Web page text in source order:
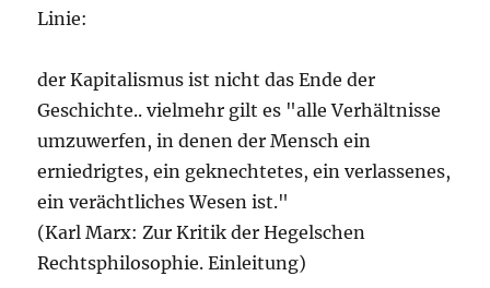
Linie:
der Kapitalismus ist nicht das Ende der
Geschichte.. vielmehr gilt es "alle Verhältnisse
umzuwerfen, in denen der Mensch ein
erniedrigtes, ein geknechtetes, ein verlassenes,
ein verächtliches Wesen ist."
(Karl Marx: Zur Kritik der Hegelschen
Rechtsphilosophie. Einleitung)